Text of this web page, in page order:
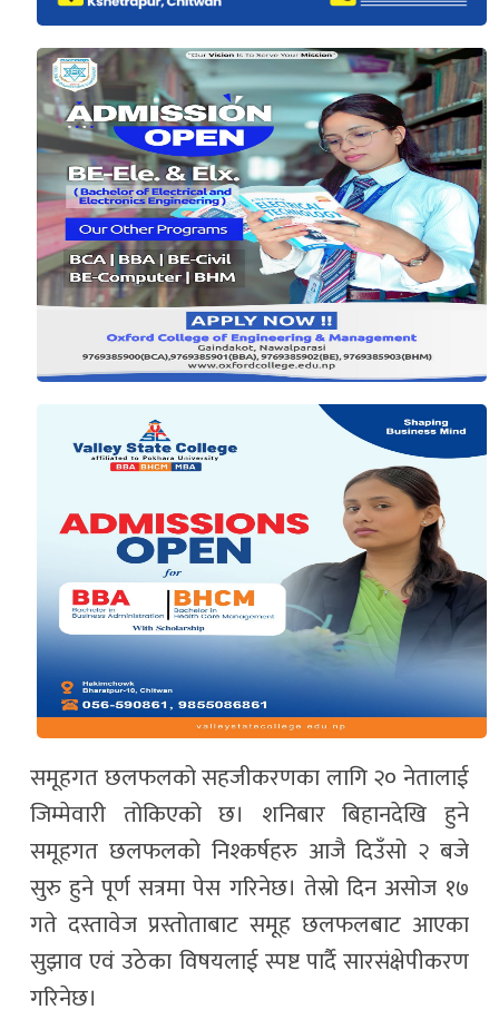
समूहगत छलफलको सहजीकरणका लागि २० नेतालाई
जिम्मेवारी तोकिएको छ। शनिबार बिहानदेखि हुने
समूहगत छलफलको निश्कर्षहरु आजै दिउँसो २ बजे
सुरु हुने पूर्ण सत्रमा पेस गरिनेछ। तेस्रो दिन असोज १७
गते दस्तावेज प्रस्तोताबाट समूह छलफलबाट आएका
सुझाव एवं उठेका विषयलाई स्पष्ट पार्दै सारसंक्षेपीकरण
गरिनेछ।